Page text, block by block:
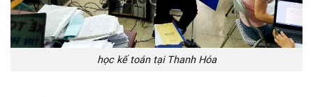
học kế toán tại Thanh Hóa